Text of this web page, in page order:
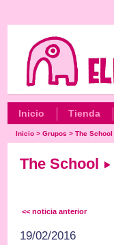
Inicio Tienda
Inicio >Grupos >The School
The School
<< noticia anterior
19/02/2016